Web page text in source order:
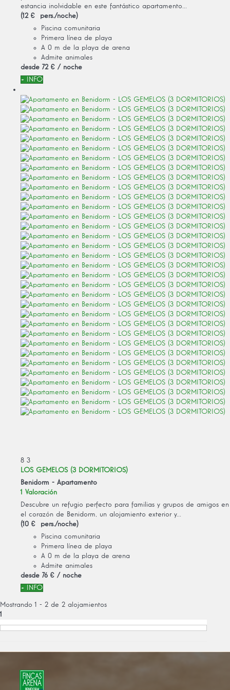
estancia inolvidable en este fantástico apartamento...
(12 € pers./noche)
Piscina comunitaria
Primera línea de playa
A 0 m de la playa de arena
Admite animales
desde 72 € / noche
+ INFO
8 3
LOS GEMELOS (3 DORMITORIOS)
Benidorm - Apartamento
1 Valoración
Descubre un refugio perfecto para familias y grupos de amigos en
el corazón de Benidorm, un alojamiento exterior y...
(10 € pers./noche)
Piscina comunitaria
Primera línea de playa
A 0 m de la playa de arena
Admite animales
desde 76 € / noche
+ INFO
Mostrando 1 - 2 de 2 alojamientos
1